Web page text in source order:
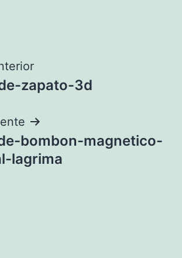
zapato-3d
bombon-magnetico-
lagrima